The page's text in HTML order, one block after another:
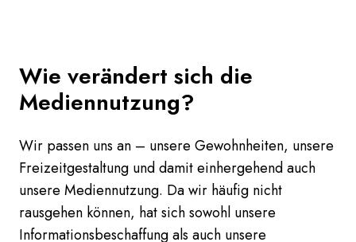
Wie verändert sich die
Mediennutzung?
Wir passen uns an – unsere Gewohnheiten, unsere
Freizeitgestaltung und damit einhergehend auch
unsere Mediennutzung. Da wir häufig nicht
rausgehen können, hat sich sowohl unsere
Informationsbeschaffung als auch unsere